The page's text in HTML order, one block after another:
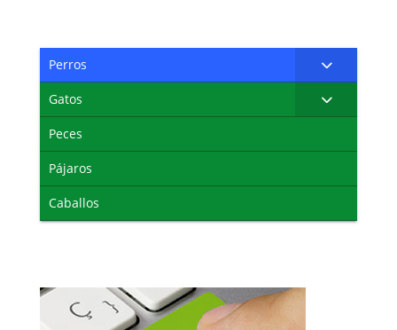
Perros
Gatos
Peces
Pájaros
Caballos